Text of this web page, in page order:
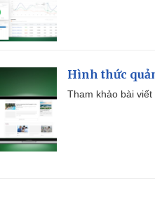
Hình thức
Tham khảo bài